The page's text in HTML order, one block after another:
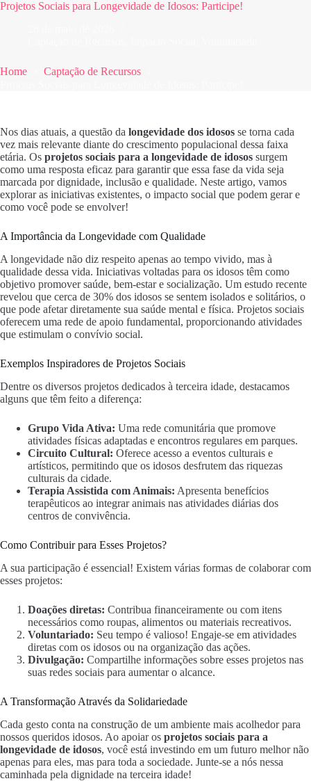
Projetos Sociais para Longevidade de Idosos: Participe!
Home
Captação de Recursos
Nos dias atuais, a questão da longevidade dos idosos se torna cada
vez mais relevante diante do crescimento populacional dessa faixa
etária. Os projetos sociais para a longevidade de idosos surgem
como uma resposta eficaz para garantir que essa fase da vida seja
marcada por dignidade, inclusão e qualidade. Neste artigo, vamos
explorar as iniciativas existentes, o impacto social que podem gerar e
como você pode se envolver!
A Importância da Longevidade com Qualidade
A longevidade não diz respeito apenas ao tempo vivido, mas à
qualidade dessa vida. Iniciativas voltadas para os idosos têm como
objetivo promover saúde, bem-estar e socialização. Um estudo recente
revelou que cerca de 30% dos idosos se sentem isolados e solitários, o
que pode afetar diretamente sua saúde mental e física. Projetos sociais
oferecem uma rede de apoio fundamental, proporcionando atividades
que estimulam o convívio social.
Exemplos Inspiradores de Projetos Sociais
Dentre os diversos projetos dedicados à terceira idade, destacamos
alguns que têm feito a diferença:
Grupo Vida Ativa: Uma rede comunitária que promove
atividades físicas adaptadas e encontros regulares em parques.
Circuito Cultural: Oferece acesso a eventos culturais e
artísticos, permitindo que os idosos desfrutem das riquezas
culturais da cidade.
Terapia Assistida com Animais: Apresenta benefícios
terapêuticos ao integrar animais nas atividades diárias dos
centros de convivência.
Como Contribuir para Esses Projetos?
A sua participação é essencial! Existem várias formas de colaborar com
esses projetos:
Doações diretas: Contribua financeiramente ou com itens
necessários como roupas, alimentos ou materiais recreativos.
Voluntariado: Seu tempo é valioso! Engaje-se em atividades
diretas com os idosos ou na organização das ações.
Divulgação: Compartilhe informações sobre esses projetos nas
suas redes sociais para aumentar o alcance.
A Transformação Através da Solidariedade
Cada gesto conta na construção de um ambiente mais acolhedor para
nossos queridos idosos. Ao apoiar os projetos sociais para a
longevidade de idosos, você está investindo em um futuro melhor não
apenas para eles, mas para toda a sociedade. Junte-se a nós nessa
caminhada pela dignidade na terceira idade!